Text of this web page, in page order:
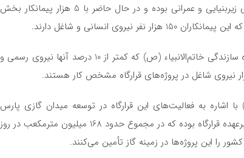
همواره کمک‌رسان به دولت‌ها در جهت اجرای پروژه‌های زیربنیایی و عمرانی بوده و در حال حاضر با 5 هزار پیمانکار بخش
انسانی و شاغل دارند.
وی افزود: با احتساب 50 هزار نفر نیروی شاغل در قرارگاه سازندگی خاتم‌الانبیاء (ص) که کمتر از 10 درصد آنها نیروی رسمی و
اشاره به فعالیت‌های این قرارگاه در توسعه میدان گازی پارس
جنوبی گفت: توسعه فازهای 15 و 16، 22 تا 24 و فاز 13 برعهده قرارگاه بوده که در مجموع حدود 168 میلیون مترمکعب در روز